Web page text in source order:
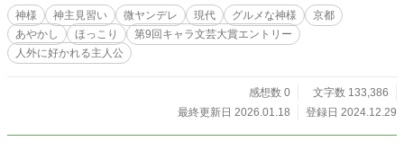
神様 神主見習い 微ヤンデレ 現代 グルメな神様
京都
あやかし
ほっこり
第9回キャラ文芸大賞エントリー
人外に好かれる主人公
感想数 0
文字数 133,386
最終更新日 2026.01.18
登録日 2024.12.29